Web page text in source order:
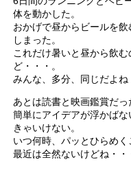
体を動かした。
おかげで昼からビールを
しまった。
これだけ暑いと昼から飲
ど・・・。
みんな、多分、同じだよね
あとは読書と映画鑑賞だっ
簡単にアイデアが浮かば
きゃいけない。
いつ何時、パッとひらめく
最近は全然ないけどね・・